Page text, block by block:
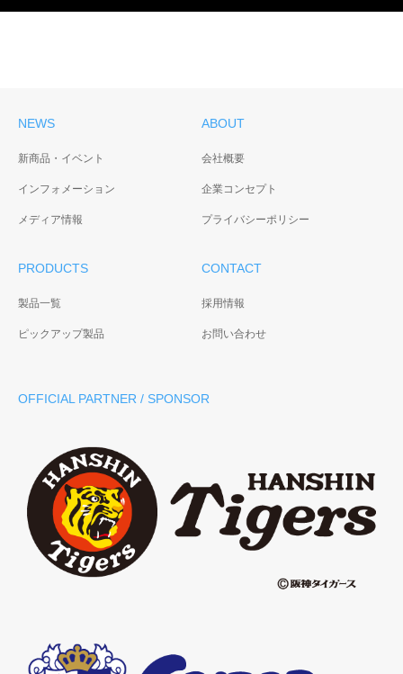
NEWS
新商品・イベント
インフォメーション
メディア情報
ABOUT
会社概要
企業コンセプト
プライバシーポリシー
PRODUCTS
製品一覧
ピックアップ製品
CONTACT
採用情報
お問い合わせ
OFFICIAL PARTNER / SPONSOR